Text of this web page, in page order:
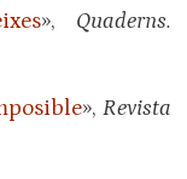
», Quaderns.
», Revista